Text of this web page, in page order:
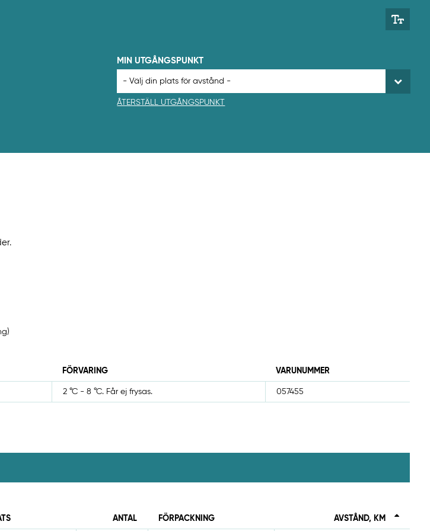
MIN UTGÅNGSPUNKT
ÅTERSTÄLL UTGÅNGSPUNKT
FÖRVARING VARUNUMMER
2 °C - 8 °C. Får ej frysas. 057455
ANTAL FÖRPACKNING AVSTÅND, KM